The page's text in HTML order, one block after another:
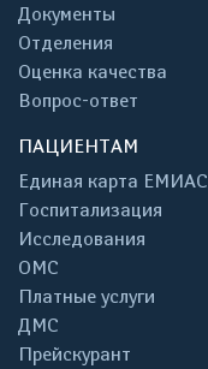
Документы
Отделения
Оценка качества
Вопрос-ответ
ПАЦИЕНТАМ
Единая карта ЕМИАС
Госпитализация
Исследования
ОМС
Платные услуги
ДМС
Прейскурант